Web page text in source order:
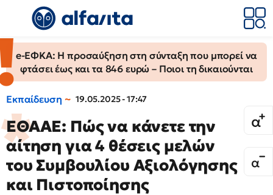
e-ΕΦΚΑ: Η προσαύξηση στη σύνταξη που μπορεί να
φτάσει έως και τα 846 ευρώ – Ποιοι τη δικαιούνται
Εκπαίδευση 19.05.2025 - 17:47
ΕΘΑΑΕ: Πώς να κάνετε την
αίτηση για 4 θέσεις μελών
του Συμβουλίου Αξιολόγησης
και Πιστοποίησης